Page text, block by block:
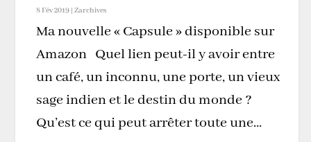
8 Fév 2019 |Zarchives
Ma nouvelle « Capsule » disponible sur
Amazon Quel lien peut-il y avoir entre
un café, un inconnu, une porte, un vieux
sage indien et le destin du monde ?
Qu’est ce qui peut arrêter toute une...